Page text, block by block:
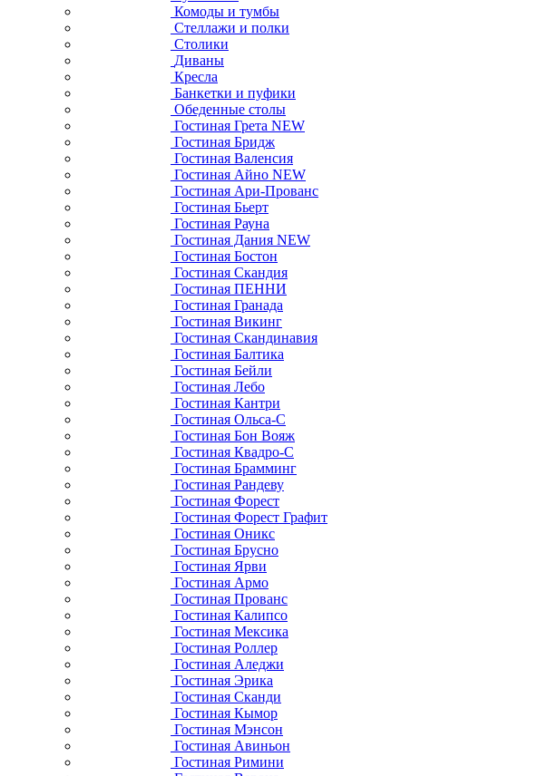
Комоды и тумбы
Стеллажи и полки
Столики
Диваны
Кресла
Банкетки и пуфики
Обеденные столы
Гостиная Грета NEW
Гостиная Бридж
Гостиная Валенсия
Гостиная Айно NEW
Гостиная Ари-Прованс
Гостиная Бьерт
Гостиная Рауна
Гостиная Дания NEW
Гостиная Бостон
Гостиная Скандия
Гостиная ПЕННИ
Гостиная Гранада
Гостиная Викинг
Гостиная Скандинавия
Гостиная Балтика
Гостиная Бейли
Гостиная Лебо
Гостиная Кантри
Гостиная Ольса-С
Гостиная Бон Вояж
Гостиная Квадро-С
Гостиная Брамминг
Гостиная Рандеву
Гостиная Форест
Гостиная Форест Графит
Гостиная Оникс
Гостиная Брусно
Гостиная Ярви
Гостиная Армо
Гостиная Прованс
Гостиная Калипсо
Гостиная Мексика
Гостиная Роллер
Гостиная Аледжи
Гостиная Эрика
Гостиная Сканди
Гостиная Кымор
Гостиная Мэнсон
Гостиная Авиньон
Гостиная Римини